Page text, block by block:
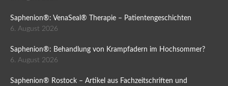
Saphenion®: VenaSeal® Therapie – Patientengeschichten
6. August 2026
Saphenion®: Behandlung von Krampfadern im Hochsommer?
6. August 2026
Saphenion® Rostock – Artikel aus Fachzeitschriften und